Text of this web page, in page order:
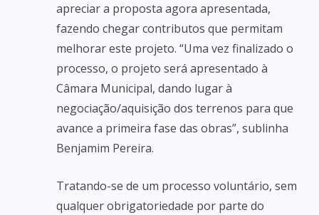
apreciar a proposta agora apresentada,
fazendo chegar contributos que permitam
melhorar este projeto. “Uma vez finalizado o
processo, o projeto será apresentado à
Câmara Municipal, dando lugar à
negociação/aquisição dos terrenos para que
avance a primeira fase das obras”, sublinha
Benjamim Pereira.
Tratando-se de um processo voluntário, sem
qualquer obrigatoriedade por parte do